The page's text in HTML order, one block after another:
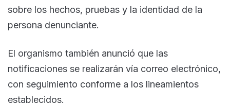
sobre los hechos, pruebas y la identidad de la
persona denunciante.
El organismo también anunció que las
notificaciones se realizarán vía correo electrónico,
con seguimiento conforme a los lineamientos
establecidos.